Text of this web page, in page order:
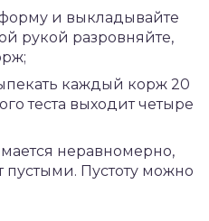
форму и выкладывайте
рукой разровняйте,
каждый корж 20
теста выходит четыре
неравномерно,
пустыми. Пустоту можно